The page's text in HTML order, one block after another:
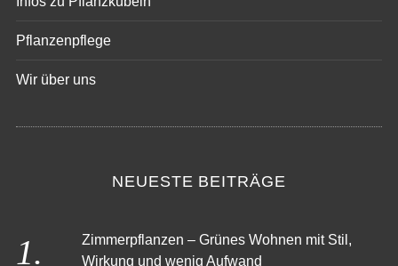
Infos zu Pflanzkübeln
Pflanzenpflege
Wir über uns
NEUESTE BEITRÄGE
Zimmerpflanzen – Grünes Wohnen mit Stil,